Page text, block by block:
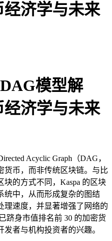
济学与未来
模型解
济学与未来
Acyclic Graph（DAG，
货币，而非传统区块链。与比
的方式不同，Kaspa 的区块
统中，从而形成复杂的图结
理速度，并显著增强了网络的
跻身市值排名前 30 的加密货
者与机构投资者的兴趣。